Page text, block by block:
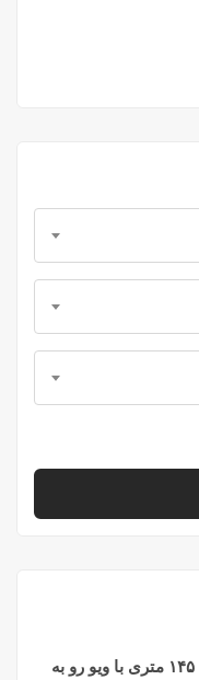
فروش واحد آپارتمان ۱۴۵ متری با ویو رو به